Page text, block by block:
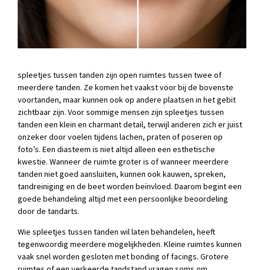
spleetjes tussen tanden zijn open ruimtes tussen twee of
meerdere tanden. Ze komen het vaakst voor bij de bovenste
voortanden, maar kunnen ook op andere plaatsen in het gebit
zichtbaar zijn. Voor sommige mensen zijn spleetjes tussen
tanden een klein en charmant detail, terwijl anderen zich er juist
onzeker door voelen tijdens lachen, praten of poseren op
foto’s. Een diasteem is niet altijd alleen een esthetische
kwestie. Wanneer de ruimte groter is of wanneer meerdere
tanden niet goed aansluiten, kunnen ook kauwen, spreken,
tandreiniging en de beet worden beïnvloed. Daarom begint een
goede behandeling altijd met een persoonlijke beoordeling
door de tandarts.
Wie spleetjes tussen tanden wil laten behandelen, heeft
tegenwoordig meerdere mogelijkheden. Kleine ruimtes kunnen
vaak snel worden gesloten met bonding of facings. Grotere